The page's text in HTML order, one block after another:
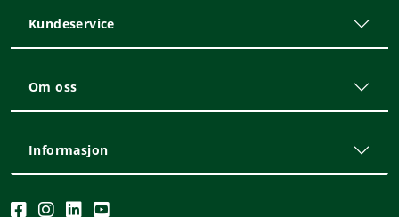
Kundeservice
Om oss
Informasjon